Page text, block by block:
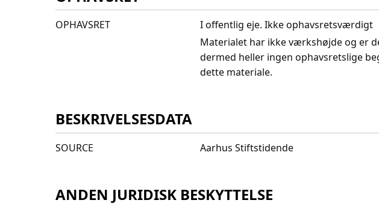
OPHAVSRET
I offentlig eje. Ikke ophavsretsværdigt
Materialet har ikke værkshøjde og er
dermed heller ingen ophavsretslige
dette materiale.
BESKRIVELSESDATA
SOURCE Aarhus Stiftstidende
ANDEN JURIDISK BESKYTTELSE